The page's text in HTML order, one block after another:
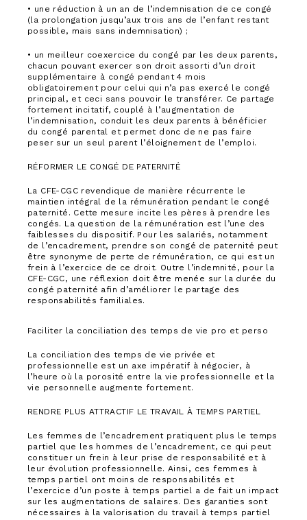
• une réduction à un an de l’indemnisation de ce congé
(la prolongation jusqu’aux trois ans de l’enfant restant
possible, mais sans indemnisation) ;
• un meilleur coexercice du congé par les deux parents,
chacun pouvant exercer son droit assorti d’un droit
supplémentaire à congé pendant 4 mois
obligatoirement pour celui qui n’a pas exercé le congé
principal, et ceci sans pouvoir le transférer. Ce partage
fortement incitatif, couplé à l’augmentation de
l’indemnisation, conduit les deux parents à bénéficier
du congé parental et permet donc de ne pas faire
peser sur un seul parent l’éloignement de l’emploi.
RÉFORMER LE CONGÉ DE PATERNITÉ
La CFE-CGC revendique de manière récurrente le
maintien intégral de la rémunération pendant le congé
paternité. Cette mesure incite les pères à prendre les
congés. La question de la rémunération est l’une des
faiblesses du dispositif. Pour les salariés, notamment
de l’encadrement, prendre son congé de paternité peut
être synonyme de perte de rémunération, ce qui est un
frein à l’exercice de ce droit. Outre l’indemnité, pour la
CFE-CGC, une réflexion doit être menée sur la durée du
congé paternité afin d’améliorer le partage des
responsabilités familiales.
Faciliter la conciliation des temps de vie pro et perso
La conciliation des temps de vie privée et
professionnelle est un axe impératif à négocier, à
l’heure où la porosité entre la vie professionnelle et la
vie personnelle augmente fortement.
RENDRE PLUS ATTRACTIF LE TRAVAIL À TEMPS PARTIEL
Les femmes de l’encadrement pratiquent plus le temps
partiel que les hommes de l’encadrement, ce qui peut
constituer un frein à leur prise de responsabilité et à
leur évolution professionnelle. Ainsi, ces femmes à
temps partiel ont moins de responsabilités et
l’exercice d’un poste à temps partiel a de fait un impact
sur les augmentations de salaires. Des garanties sont
nécessaires à la valorisation du travail à temps partiel